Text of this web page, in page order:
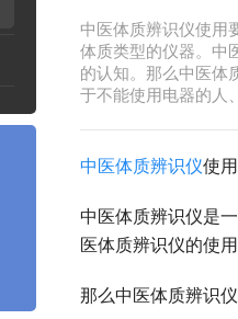
中医体质辨识仪使用
体质类型的仪器。中
的认知。那么中医体
于不能使用电器的人
中医体质辨识仪使
中医体质辨识仪是
医体质辨识仪的使
那么中医体质辨识